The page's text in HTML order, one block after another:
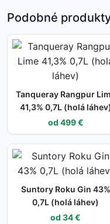
Podobné
Tanqueray Rangpur
41,3% 0,7L (holá láhev)
od 499 €
Suntory Roku Gin 43%
0,7L (holá láhev)
od 34 €